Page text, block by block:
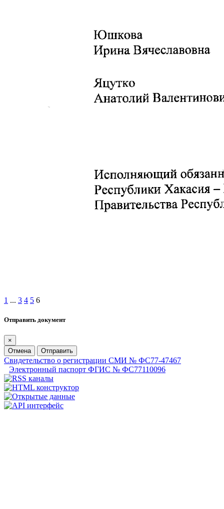
1 ... 3 4 5 6
Отправить документ
×
Отмена
Отправить
Свидетельство о регистрации СМИ № ФС77-47467
Электронный паспорт ФГИС № ФС77110096